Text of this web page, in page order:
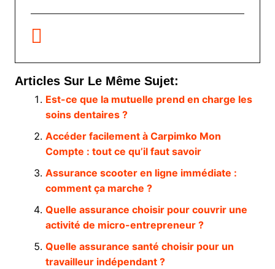
Articles Sur Le Même Sujet:
Est-ce que la mutuelle prend en charge les
soins dentaires ?
Accéder facilement à Carpimko Mon
Compte : tout ce qu’il faut savoir
Assurance scooter en ligne immédiate :
comment ça marche ?
Quelle assurance choisir pour couvrir une
activité de micro-entrepreneur ?
Quelle assurance santé choisir pour un
travailleur indépendant ?